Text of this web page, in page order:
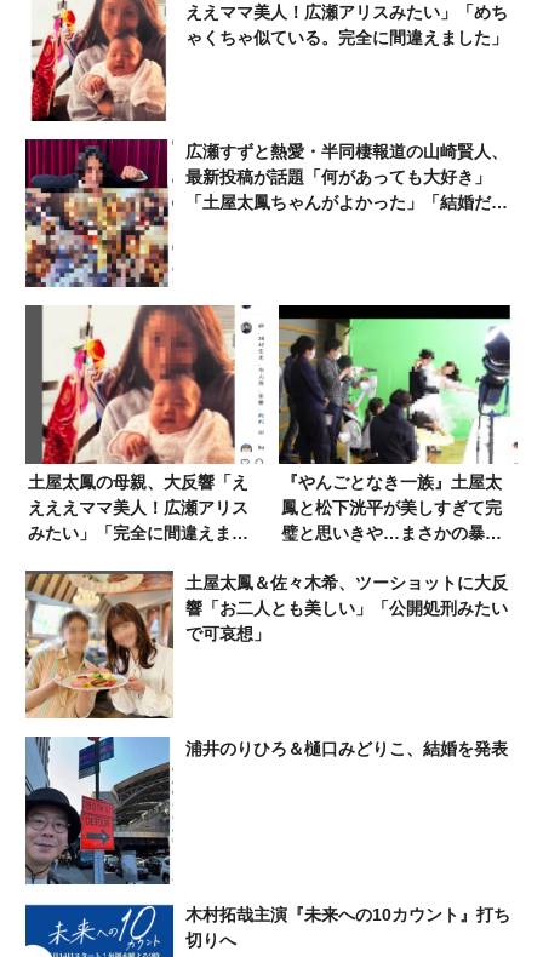
ええママ美人！広瀬アリスみたい」「めち
ゃくちゃ似ている。完全に間違えました」
広瀬すずと熱愛・半同棲報道の山崎賢人、
最新投稿が話題「何があっても大好き」
「土屋太鳳ちゃんがよかった」「結婚だけ
土屋太鳳の母親、大反響「え
えええママ美人！広瀬アリス
みたい」「完全に間違えまし
『やんごとなき一族』土屋太
鳳と松下洸平が美しすぎて完
璧と思いきや…まさかの暴露
「やんごとなくない」
土屋太鳳＆佐々木希、ツーショットに大反
響「お二人とも美しい」「公開処刑みたい
で可哀想」
浦井のりひろ＆樋口みどりこ、結婚を発表
木村拓哉主演『未来への10カウント』打ち
切りへ